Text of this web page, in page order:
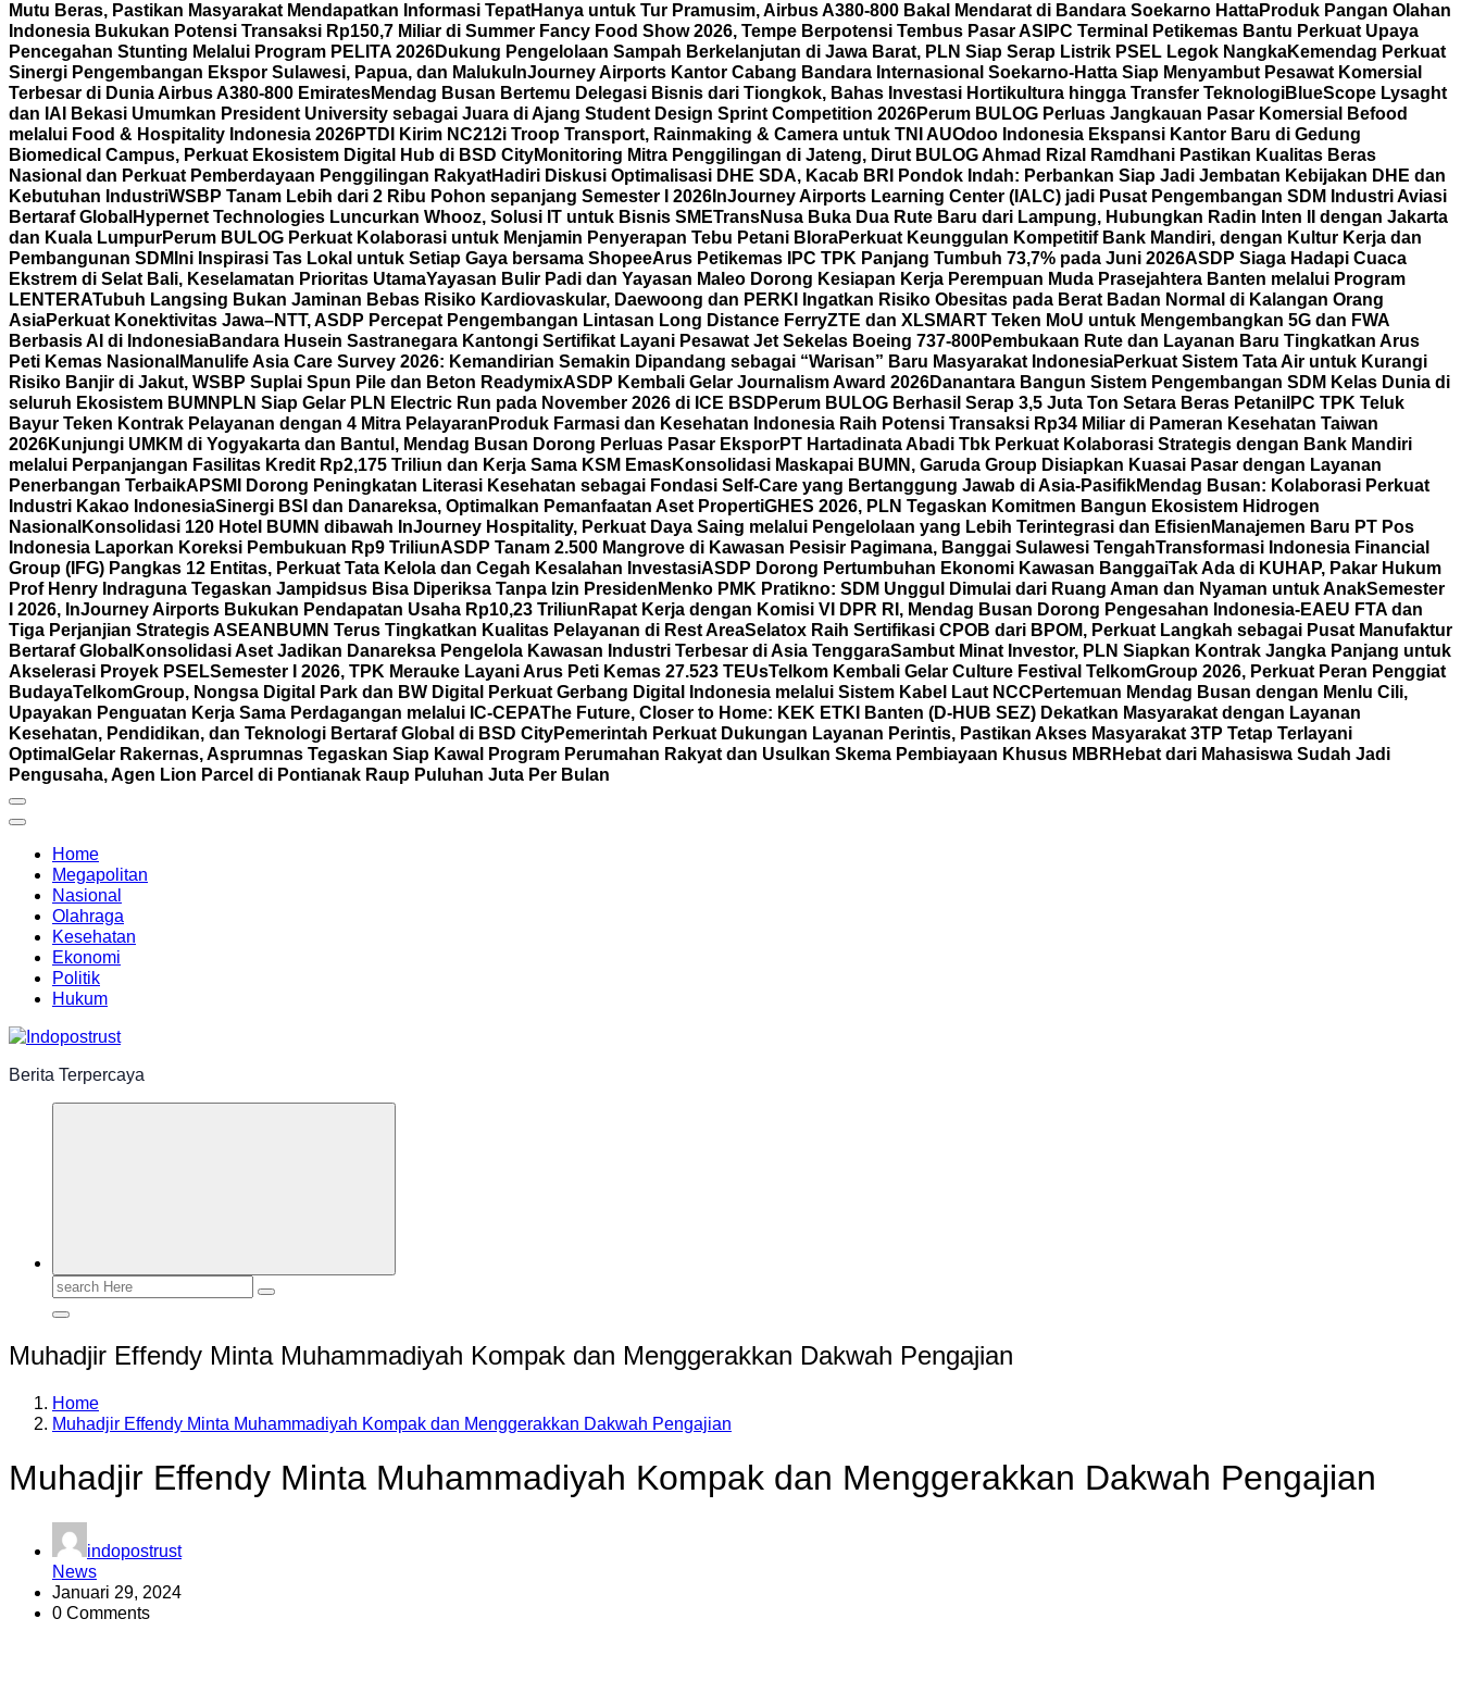
Mutu Beras, Pastikan Masyarakat Mendapatkan Informasi TepatHanya untuk Tur Pramusim, Airbus A380-800 Bakal Mendarat di Bandara Soekarno HattaProduk Pangan Olahan
Indonesia Bukukan Potensi Transaksi Rp150,7 Miliar di Summer Fancy Food Show 2026, Tempe Berpotensi Tembus Pasar AS IPC Terminal Petikemas Bantu Perkuat Upaya
Pencegahan Stunting Melalui Program PELITA 2026Dukung Pengelolaan Sampah Berkelanjutan di Jawa Barat, PLN Siap Serap Listrik PSEL Legok NangkaKemendag Perkuat
Sinergi Pengembangan Ekspor Sulawesi, Papua, dan Maluku InJourney Airports Kantor Cabang Bandara Internasional Soekarno-Hatta Siap Menyambut Pesawat Komersial
Terbesar di Dunia Airbus A380-800 EmiratesMendag Busan Bertemu Delegasi Bisnis dari Tiongkok, Bahas Investasi Hortikultura hingga Transfer TeknologiBlueScope Lysaght
dan IAI Bekasi Umumkan President University sebagai Juara di Ajang Student Design Sprint Competition 2026Perum BULOG Perluas Jangkauan Pasar Komersial Befood
melalui Food & Hospitality Indonesia 2026PTDI Kirim NC212i Troop Transport, Rainmaking & Camera untuk TNI AUOdoo Indonesia Ekspansi Kantor Baru di Gedung
Biomedical Campus, Perkuat Ekosistem Digital Hub di BSD CityMonitoring Mitra Penggilingan di Jateng, Dirut BULOG Ahmad Rizal Ramdhani Pastikan Kualitas Beras
Nasional dan Perkuat Pemberdayaan Penggilingan RakyatHadiri Diskusi Optimalisasi DHE SDA, Kacab BRI Pondok Indah: Perbankan Siap Jadi Jembatan Kebijakan DHE dan
Kebutuhan IndustriWSBP Tanam Lebih dari 2 Ribu Pohon sepanjang Semester I 2026 InJourney Airports Learning Center (IALC) jadi Pusat Pengembangan SDM Industri Aviasi
Bertaraf Global Hypernet Technologies Luncurkan Whooz, Solusi IT untuk Bisnis SMETransNusa Buka Dua Rute Baru dari Lampung, Hubungkan Radin Inten II dengan Jakarta
dan Kuala LumpurPerum BULOG Perkuat Kolaborasi untuk Menjamin Penyerapan Tebu Petani BloraPerkuat Keunggulan Kompetitif Bank Mandiri, dengan Kultur Kerja dan
Pembangunan SDM Ini Inspirasi Tas Lokal untuk Setiap Gaya bersama ShopeeArus Petikemas IPC TPK Panjang Tumbuh 73,7% pada Juni 2026ASDP Siaga Hadapi Cuaca
Ekstrem di Selat Bali, Keselamatan Prioritas UtamaYayasan Bulir Padi dan Yayasan Maleo Dorong Kesiapan Kerja Perempuan Muda Prasejahtera Banten melalui Program
LENTERATubuh Langsing Bukan Jaminan Bebas Risiko Kardiovaskular, Daewoong dan PERKI Ingatkan Risiko Obesitas pada Berat Badan Normal di Kalangan Orang
AsiaPerkuat Konektivitas Jawa–NTT, ASDP Percepat Pengembangan Lintasan Long Distance FerryZTE dan XLSMART Teken MoU untuk Mengembangkan 5G dan FWA
Berbasis AI di IndonesiaBandara Husein Sastranegara Kantongi Sertifikat Layani Pesawat Jet Sekelas Boeing 737-800Pembukaan Rute dan Layanan Baru Tingkatkan Arus
Peti Kemas Nasional Manulife Asia Care Survey 2026: Kemandirian Semakin Dipandang sebagai “Warisan” Baru Masyarakat IndonesiaPerkuat Sistem Tata Air untuk Kurangi
Risiko Banjir di Jakut, WSBP Suplai Spun Pile dan Beton ReadymixASDP Kembali Gelar Journalism Award 2026Danantara Bangun Sistem Pengembangan SDM Kelas Dunia di
seluruh Ekosistem BUMN PLN Siap Gelar PLN Electric Run pada November 2026 di ICE BSD Perum BULOG Berhasil Serap 3,5 Juta Ton Setara Beras Petani IPC TPK Teluk
Bayur Teken Kontrak Pelayanan dengan 4 Mitra Pelayaran Produk Farmasi dan Kesehatan Indonesia Raih Potensi Transaksi Rp34 Miliar di Pameran Kesehatan Taiwan
2026Kunjungi UMKM di Yogyakarta dan Bantul, Mendag Busan Dorong Perluas Pasar EksporPT Hartadinata Abadi Tbk Perkuat Kolaborasi Strategis dengan Bank Mandiri
melalui Perpanjangan Fasilitas Kredit Rp2,175 Triliun dan Kerja Sama KSM EmasKonsolidasi Maskapai BUMN, Garuda Group Disiapkan Kuasai Pasar dengan Layanan
Penerbangan TerbaikAPSMI Dorong Peningkatan Literasi Kesehatan sebagai Fondasi Self-Care yang Bertanggung Jawab di Asia-PasifikMendag Busan: Kolaborasi Perkuat
Industri Kakao IndonesiaSinergi BSI dan Danareksa, Optimalkan Pemanfaatan Aset PropertiGHES 2026, PLN Tegaskan Komitmen Bangun Ekosistem Hidrogen
Nasional Konsolidasi 120 Hotel BUMN dibawah InJourney Hospitality, Perkuat Daya Saing melalui Pengelolaan yang Lebih Terintegrasi dan Efisien Manajemen Baru PT Pos
Indonesia Laporkan Koreksi Pembukuan Rp9 TriliunASDP Tanam 2.500 Mangrove di Kawasan Pesisir Pagimana, Banggai Sulawesi TengahTransformasi Indonesia Financial
Group (IFG) Pangkas 12 Entitas, Perkuat Tata Kelola dan Cegah Kesalahan InvestasiASDP Dorong Pertumbuhan Ekonomi Kawasan BanggaiTak Ada di KUHAP, Pakar Hukum
Prof Henry Indraguna Tegaskan Jampidsus Bisa Diperiksa Tanpa Izin Presiden Menko PMK Pratikno: SDM Unggul Dimulai dari Ruang Aman dan Nyaman untuk AnakSemester
I 2026, InJourney Airports Bukukan Pendapatan Usaha Rp10,23 Triliun Rapat Kerja dengan Komisi VI DPR RI, Mendag Busan Dorong Pengesahan Indonesia-EAEU FTA dan
Tiga Perjanjian Strategis ASEAN BUMN Terus Tingkatkan Kualitas Pelayanan di Rest AreaSelatox Raih Sertifikasi CPOB dari BPOM, Perkuat Langkah sebagai Pusat Manufaktur
Bertaraf Global Konsolidasi Aset Jadikan Danareksa Pengelola Kawasan Industri Terbesar di Asia TenggaraSambut Minat Investor, PLN Siapkan Kontrak Jangka Panjang untuk
Akselerasi Proyek PSELSemester I 2026, TPK Merauke Layani Arus Peti Kemas 27.523 TEUsTelkom Kembali Gelar Culture Festival TelkomGroup 2026, Perkuat Peran Penggiat
BudayaTelkomGroup, Nongsa Digital Park dan BW Digital Perkuat Gerbang Digital Indonesia melalui Sistem Kabel Laut NCC Pertemuan Mendag Busan dengan Menlu Cili,
Upayakan Penguatan Kerja Sama Perdagangan melalui IC-CEPAThe Future, Closer to Home: KEK ETKI Banten (D-HUB SEZ) Dekatkan Masyarakat dengan Layanan
Kesehatan, Pendidikan, dan Teknologi Bertaraf Global di BSD CityPemerintah Perkuat Dukungan Layanan Perintis, Pastikan Akses Masyarakat 3TP Tetap Terlayani
Optimal Gelar Rakernas, Asprumnas Tegaskan Siap Kawal Program Perumahan Rakyat dan Usulkan Skema Pembiayaan Khusus MBR Hebat dari Mahasiswa Sudah Jadi
Pengusaha, Agen Lion Parcel di Pontianak Raup Puluhan Juta Per Bulan
Home
Megapolitan
Nasional
Olahraga
Kesehatan
Ekonomi
Politik
Hukum
Berita Terpercaya
Search
Muhadjir Effendy Minta Muhammadiyah Kompak dan Menggerakkan Dakwah Pengajian
Home
Muhadjir Effendy Minta Muhammadiyah Kompak dan Menggerakkan Dakwah Pengajian
Muhadjir Effendy Minta Muhammadiyah Kompak dan Menggerakkan Dakwah Pengajian
indopostrust
News
Januari 29, 2024
0 Comments